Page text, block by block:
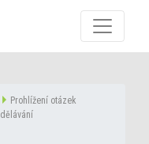
Prohlížení otázek